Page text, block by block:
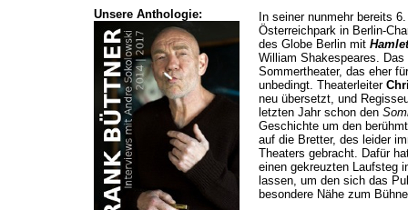
Unsere Anthologie:
In seiner nunmehr bereits
Österreichpark in Berlin-
des Globe Berlin mit Hamlet
William Shakespeares.
Sommertheater, das eher
unbedingt. Theaterleiter
neu übersetzt, und
letzten Jahr schon den
Geschichte um den
auf die Bretter, des leider
Theaters gebracht. Dafür
einen gekreuzten Laufsteg
lassen, um den sich das
besondere Nähe zum